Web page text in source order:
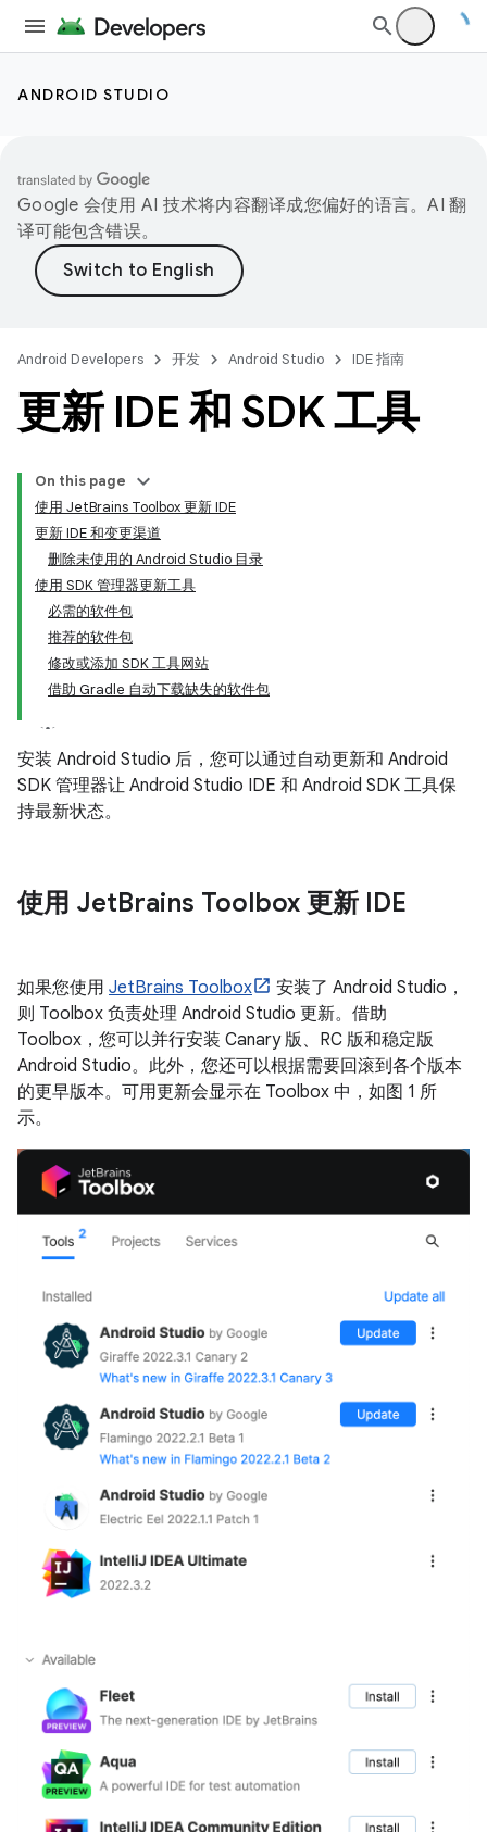
ANDROID STUDIO
Google 会使用 AI 技术将内容翻译成您偏好的语言。AI 翻
译可能包含错误。
Android Developers 开发 Android Studio IDE 指南
更新 IDE 和 SDK 工具
On this page
使用 JetBrains Toolbox 更新 IDE
更新 IDE 和变更渠道
删除未使用的 Android Studio 目录
使用 SDK 管理器更新工具
必需的软件包
推荐的软件包
修改或添加 SDK 工具网站
借助 Gradle 自动下载缺失的软件包
安装 Android Studio 后，您可以通过自动更新和 Android
SDK 管理器让 Android Studio IDE 和 Android SDK 工具保
持最新状态。
使用 JetBrains Toolbox 更新 IDE
如果您使用 JetBrains Toolbox
安装了 Android Studio，
则 Toolbox 负责处理 Android Studio 更新。借助
Toolbox，您可以并行安装 Canary 版、RC 版和稳定版
Android Studio。此外，您还可以根据需要回滚到各个版本
的更早版本。可用更新会显示在 Toolbox 中，如图 1 所
示。